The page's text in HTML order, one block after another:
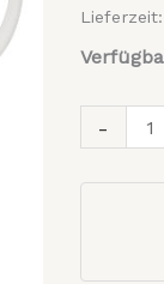
Lieferzeit:
-